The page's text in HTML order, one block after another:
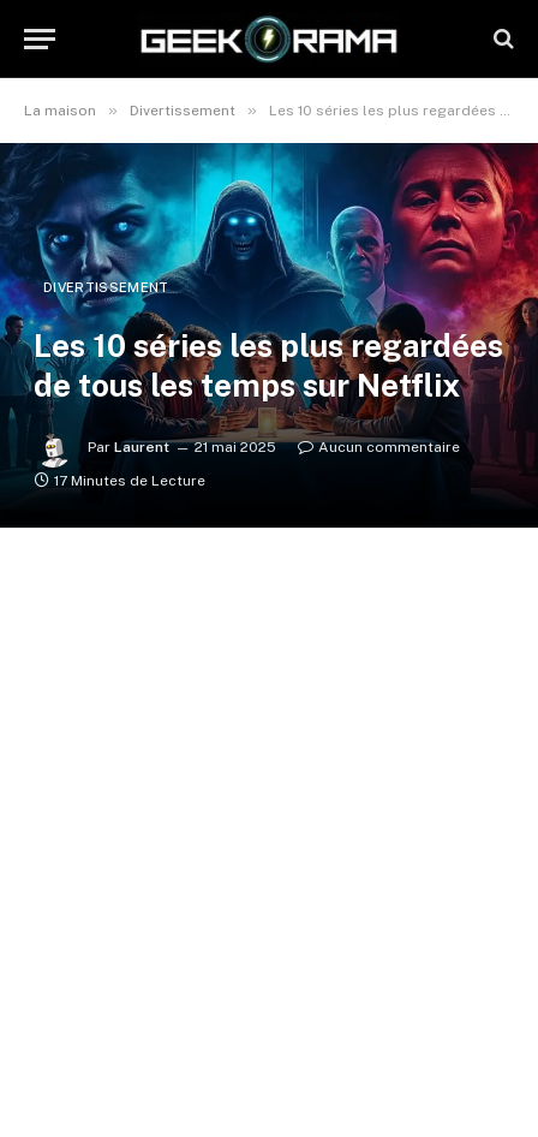
La maison » Divertissement » Les 10 séries les plus regardées de tous les temps sur Netflix
DIVERTISSEMENT
Les 10 séries les plus regardées
de tous les temps sur Netflix
Par Laurent 21 mai 2025
Aucun commentaire
17 Minutes de Lecture